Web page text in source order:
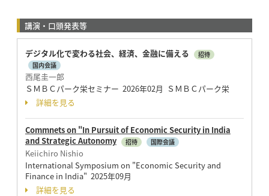
講演・口頭発表等
デジタル化で変わる社会、経済、金融に備える
招待
国内会議
西尾圭一郎
ＳＭＢＣパーク栄セミナー 2026年02月 ＳＭＢＣパーク栄
詳細を見る
Commnets on "In Pursuit of Economic Security in India
and Strategic Autonomy
招待 国際会議
Keiichiro Nishio
International Symposium on "Economic Security and
Finance in India" 2025年09月
詳細を見る